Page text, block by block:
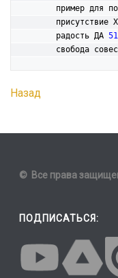
пример для
присутствие
	радость ДА
свобода
Назад
© Все права
ПОДПИСАТЬСЯ: